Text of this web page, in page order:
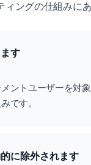
ィングの仕組みに
す
ントユーザーを対
です。
に除外されます